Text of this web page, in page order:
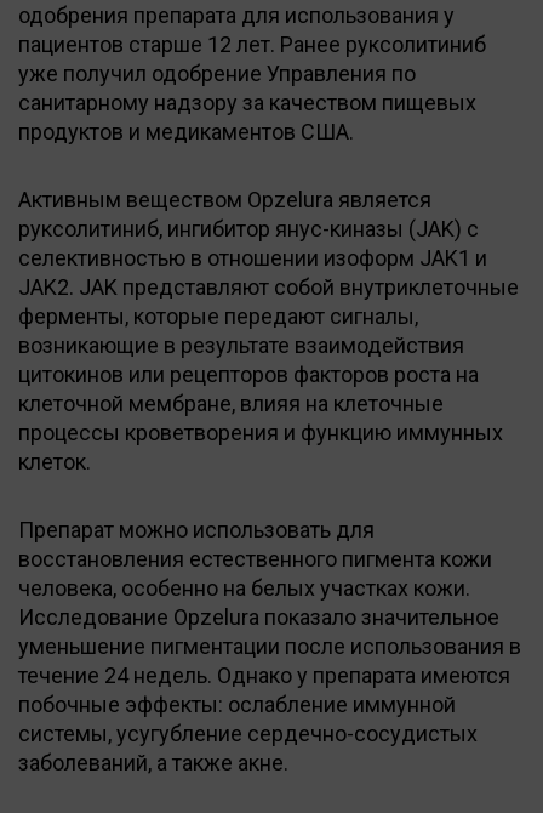
одобрения препарата для использования у
пациентов старше 12 лет. Ранее руксолитиниб
уже получил одобрение Управления по
санитарному надзору за качеством пищевых
продуктов и медикаментов США.
Активным веществом Opzelura является
руксолитиниб, ингибитор янус-киназы (JAK) с
селективностью в отношении изоформ JAK1 и
JAK2. JAK представляют собой внутриклеточные
ферменты, которые передают сигналы,
возникающие в результате взаимодействия
цитокинов или рецепторов факторов роста на
клеточной мембране, влияя на клеточные
процессы кроветворения и функцию иммунных
клеток.
Препарат можно использовать для
восстановления естественного пигмента кожи
человека, особенно на белых участках кожи.
Исследование Opzelura показало значительное
уменьшение пигментации после использования в
течение 24 недель. Однако у препарата имеются
побочные эффекты: ослабление иммунной
системы, усугубление сердечно-сосудистых
заболеваний, а также акне.